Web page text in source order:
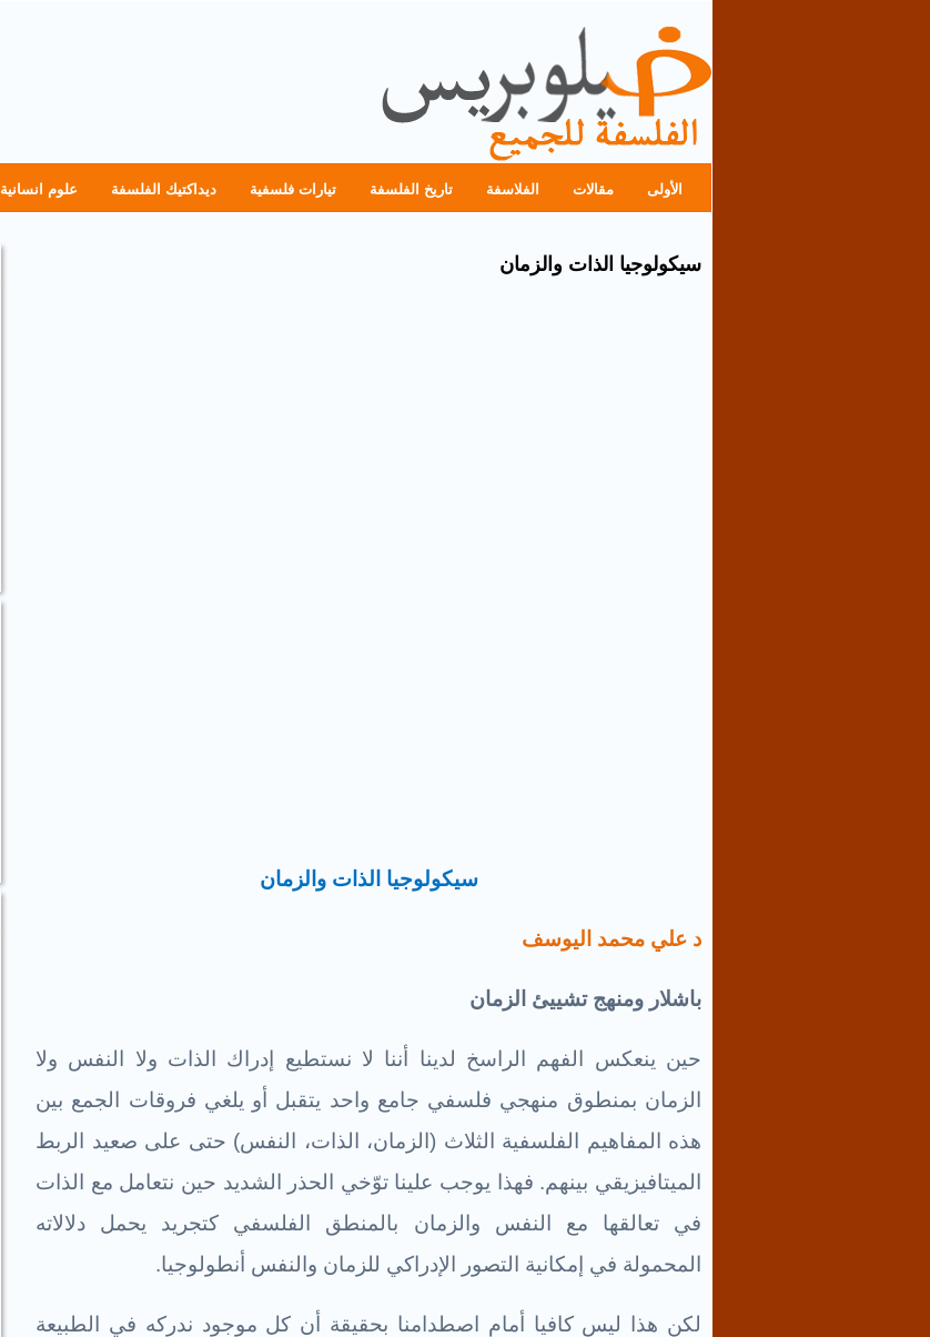
الأولى مقالات الفلاسفة تاريخ الفلسفة تيارات فلسفية ديداكتيك الفلسفة علوم انسانية
سيكولوجيا الذات والزمان
سيكولوجيا الذات والزمان
د علي محمد اليوسف
باشلار ومنهج تشييئ الزمان
حين ينعكس الفهم الراسخ لدينا أننا لا نستطيع إدراك الذات ولا النفس ولا
الزمان بمنطوق منهجي فلسفي جامع واحد يتقبل أو يلغي فروقات الجمع بين
هذه المفاهيم الفلسفية الثلاث (الزمان، الذات، النفس) حتى على صعيد الربط
الميتافيزيقي بينهم. فهذا يوجب علينا توّخي الحذر الشديد حين نتعامل مع الذات
في تعالقها مع النفس والزمان بالمنطق الفلسفي كتجريد يحمل دلالاته
المحمولة في إمكانية التصور الإدراكي للزمان والنفس أنطولوجيا.
لكن هذا ليس كافيا أمام اصطدامنا بحقيقة أن كل موجود ندركه في الطبيعة